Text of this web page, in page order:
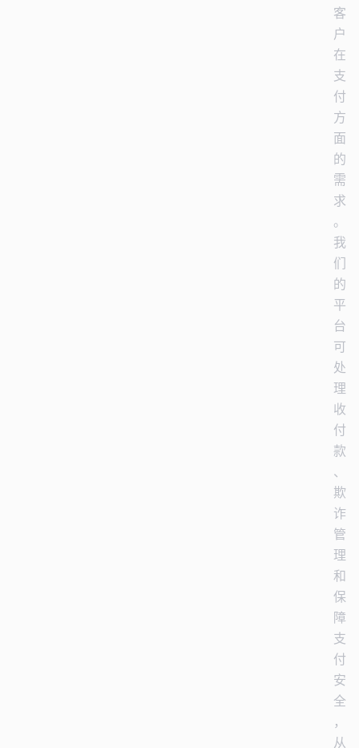
客
户
在
支
付
方
面
的
需
求
。
我
们
的
平
台
可
处
理
收
付
款
、
欺
诈
管
理
和
保
障
支
付
安
全
，
从